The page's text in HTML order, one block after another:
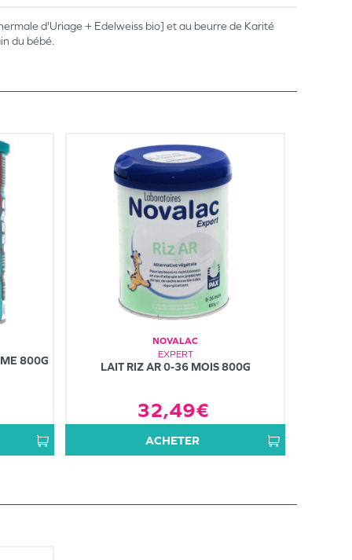
d'Uriage + Edelweiss bio] et au beurre de Karité
du bébé.
800G
NOVALAC
EXPERT
LAIT RIZ AR 0-36 MOIS 800G
32,49€
ACHETER